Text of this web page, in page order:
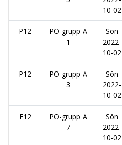
10-02
P12
PO-grupp A
1
Sön
2022-
10-02
P12
PO-grupp A
3
Sön
2022-
10-02
F12
PO-grupp A
7
Sön
2022-
10-02